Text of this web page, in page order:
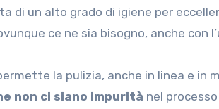
di un alto grado di igiene per
ce ne sia bisogno, anche con
la pulizia, anche in linea e in
non ci siano impurità nel